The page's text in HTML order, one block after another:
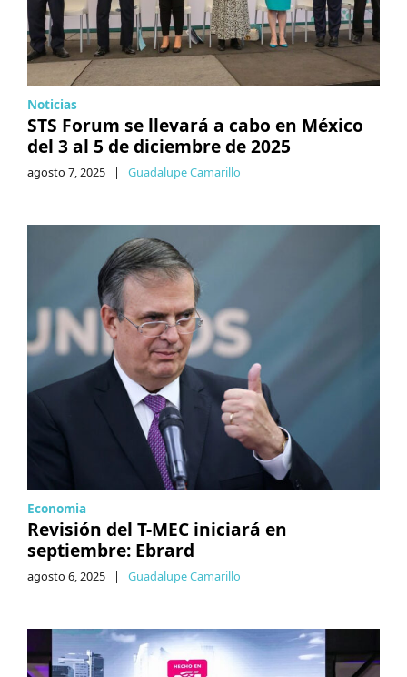
Noticias
STS Forum se llevará a cabo en México
del 3 al 5 de diciembre de 2025
agosto 7, 2025 | Guadalupe Camarillo
Economia
Revisión del T-MEC iniciará en
septiembre: Ebrard
agosto 6, 2025 | Guadalupe Camarillo